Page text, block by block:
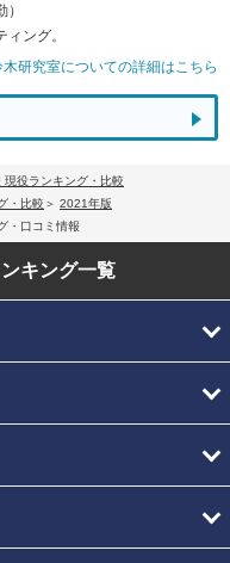
ング。
研究室についての詳細はこちら
役ランキング・比較
・比較
2021年版
・口コミ情報
キング一覧